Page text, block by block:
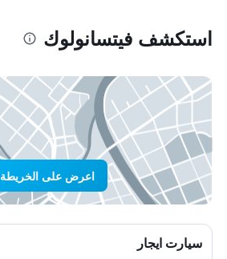
استكشف فيتسانولوك
اعرض على الخريطة
سيارت ايجار